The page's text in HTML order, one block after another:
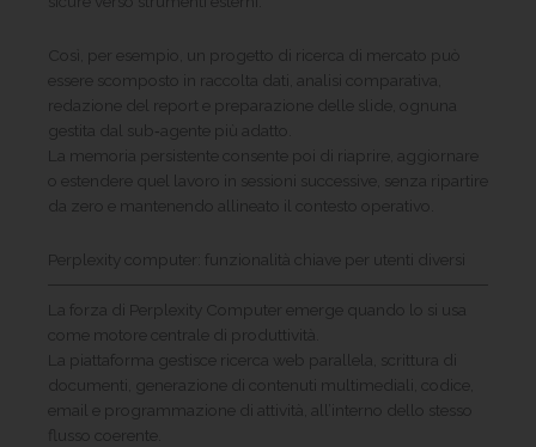
Così, per esempio, un progetto di ricerca di mercato può
essere scomposto in raccolta dati, analisi comparativa,
redazione del report e preparazione delle slide, ognuna
gestita dal sub‑agente più adatto.
La memoria persistente consente poi di riaprire, aggiornare
o estendere quel lavoro in sessioni successive, senza ripartire
da zero e mantenendo allineato il contesto operativo.
Perplexity computer: funzionalità chiave per utenti diversi
La forza di Perplexity Computer emerge quando lo si usa
come motore centrale di produttività.
La piattaforma gestisce ricerca web parallela, scrittura di
documenti, generazione di contenuti multimediali, codice,
email e programmazione di attività, all’interno dello stesso
flusso coerente.